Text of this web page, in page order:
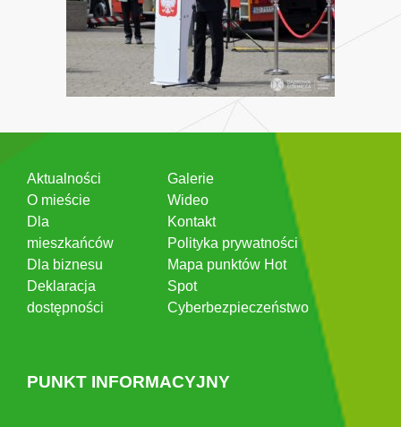
Aktualności
O mieście
Dla
mieszkańców
Dla biznesu
Deklaracja
dostępności
Galerie
Wideo
Kontakt
Polityka prywatności
Mapa punktów Hot
Spot
Cyberbezpieczeństwo
PUNKT INFORMACYJNY